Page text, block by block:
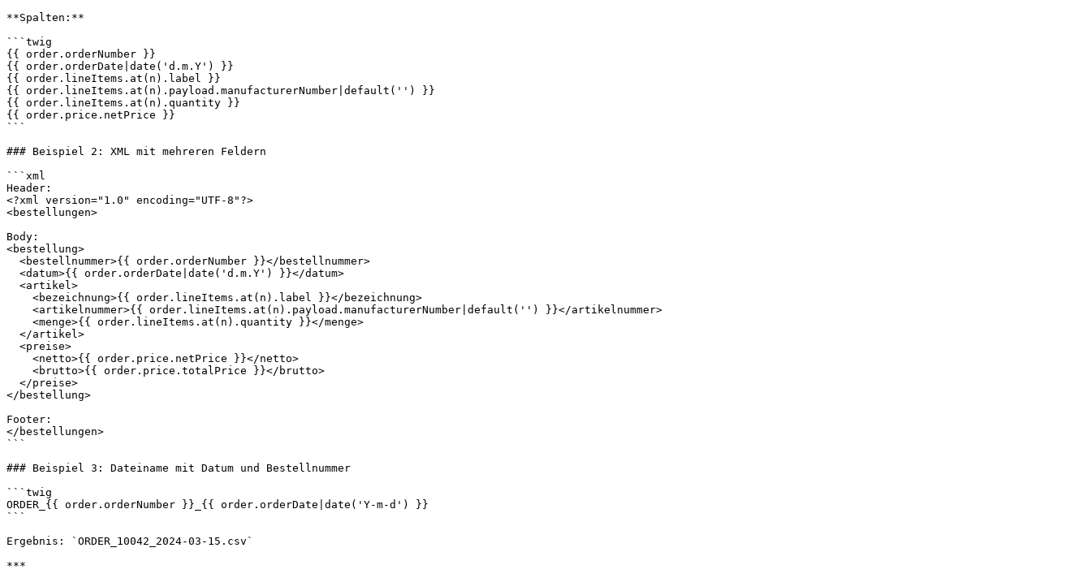
**Spalten:**
```twig
{{ order.orderNumber }}
{{ order.orderDate|date('d.m.Y') }}
{{ order.lineItems.at(n).label }}
{{ order.lineItems.at(n).payload.manufacturerNumber|default('') }}
{{ order.lineItems.at(n).quantity }}
{{ order.price.netPrice }}
```
### Beispiel 2: XML mit mehreren Feldern
```xml
Header:
<?xml version="1.0" encoding="UTF-8"?>
<bestellungen>
Body:
<bestellung>
</bestellung>
Footer:
</bestellungen>
```
### Beispiel 3: Dateiname mit Datum und Bestellnummer
```twig
ORDER_{{ order.orderNumber }}_{{ order.orderDate|date('Y-m-d') }}
```
Ergebnis: `ORDER_10042_2024-03-15.csv`
***